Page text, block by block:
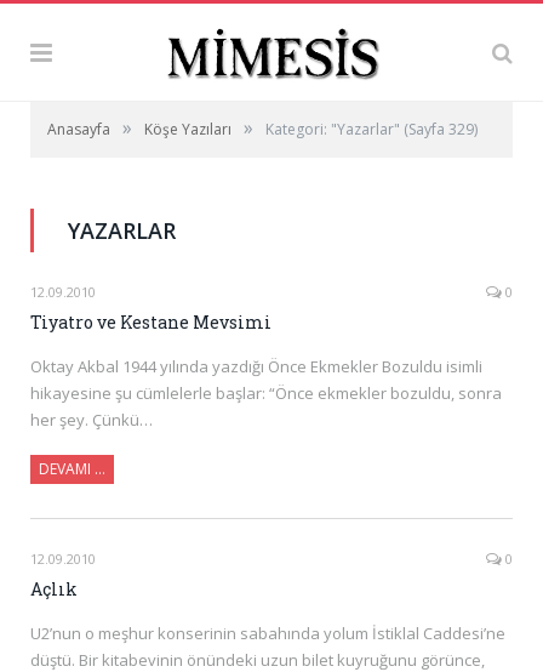
Anasayfa » Köşe Yazıları » Kategori: "Yazarlar" (Sayfa 329)
YAZARLAR
12.09.2010 0
Tiyatro ve Kestane Mevsimi
Oktay Akbal 1944 yılında yazdığı Önce Ekmekler Bozuldu isimli
hikayesine şu cümlelerle başlar: “Önce ekmekler bozuldu, sonra
her şey. Çünkü…
DEVAMI …
12.09.2010 0
Açlık
U2’nun o meşhur konserinin sabahında yolum İstiklal Caddesi’ne
düştü. Bir kitabevinin önündeki uzun bilet kuyruğunu görünce,